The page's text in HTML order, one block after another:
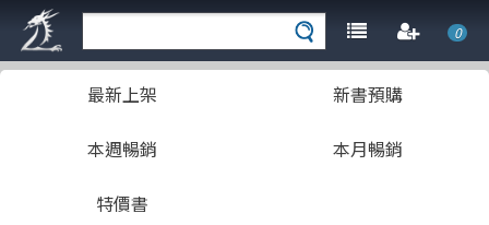
0
最新上架 新書預購
本週暢銷 本月暢銷
特價書